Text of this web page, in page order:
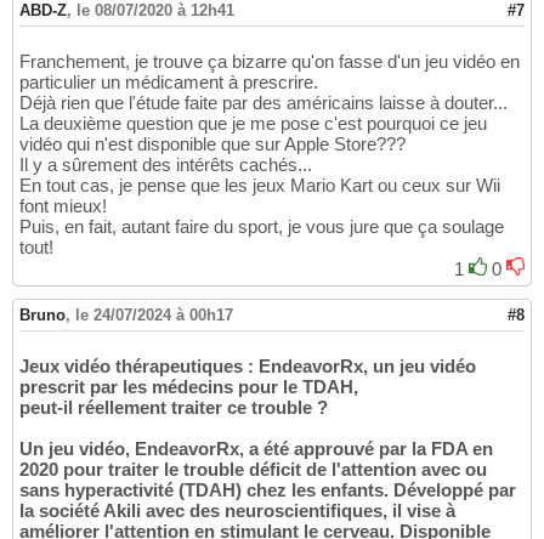
ABD-Z, le 08/07/2020 à 12h41 #7
Franchement, je trouve ça bizarre qu'on fasse d'un jeu vidéo en
particulier un médicament à prescrire.
Déjà rien que l'étude faite par des américains laisse à douter...
La deuxième question que je me pose c'est pourquoi ce jeu
vidéo qui n'est disponible que sur Apple Store???
Il y a sûrement des intérêts cachés...
En tout cas, je pense que les jeux Mario Kart ou ceux sur Wii
font mieux!
Puis, en fait, autant faire du sport, je vous jure que ça soulage
tout!
1
0
Bruno, le 24/07/2024 à 00h17 #8
Jeux vidéo thérapeutiques : EndeavorRx, un jeu vidéo
prescrit par les médecins pour le TDAH,
peut-il réellement traiter ce trouble ?
Un jeu vidéo, EndeavorRx, a été approuvé par la FDA en
2020 pour traiter le trouble déficit de l'attention avec ou
sans hyperactivité (TDAH) chez les enfants. Développé par
la société Akili avec des neuroscientifiques, il vise à
améliorer l'attention en stimulant le cerveau. Disponible